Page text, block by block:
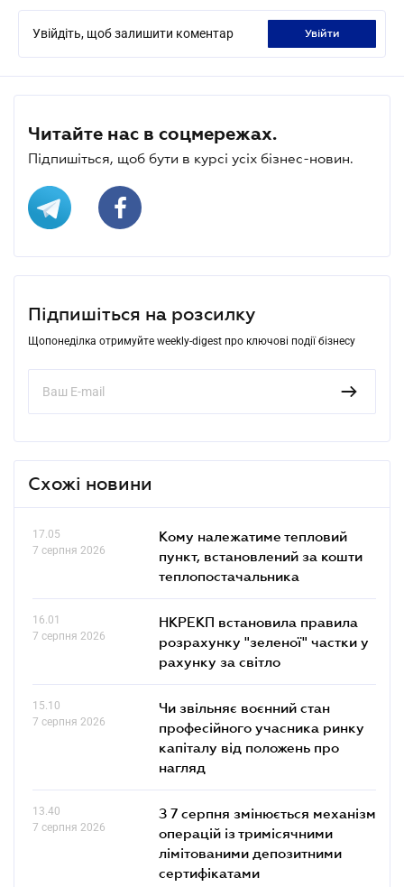
Увійдіть, щоб залишити коментар увійти
Читайте нас в соцмережах.
Підпишіться, щоб бути в курсі усіх бізнес-новин.
Підпишіться на розсилку
Щопонеділка отримуйте weekly-digest про ключові події бізнесу
Схожі новини
17.05
7 серпня 2026
Кому належатиме тепловий
пункт, встановлений за кошти
теплопостачальника
16.01
7 серпня 2026
НКРЕКП встановила правила
розрахунку "зеленої" частки у
рахунку за світло
15.10
7 серпня 2026
Чи звільняє воєнний стан
професійного учасника ринку
капіталу від положень про
нагляд
13.40
7 серпня 2026
З 7 серпня змінюється механізм
операцій із тримісячними
лімітованими депозитними
сертифікатами